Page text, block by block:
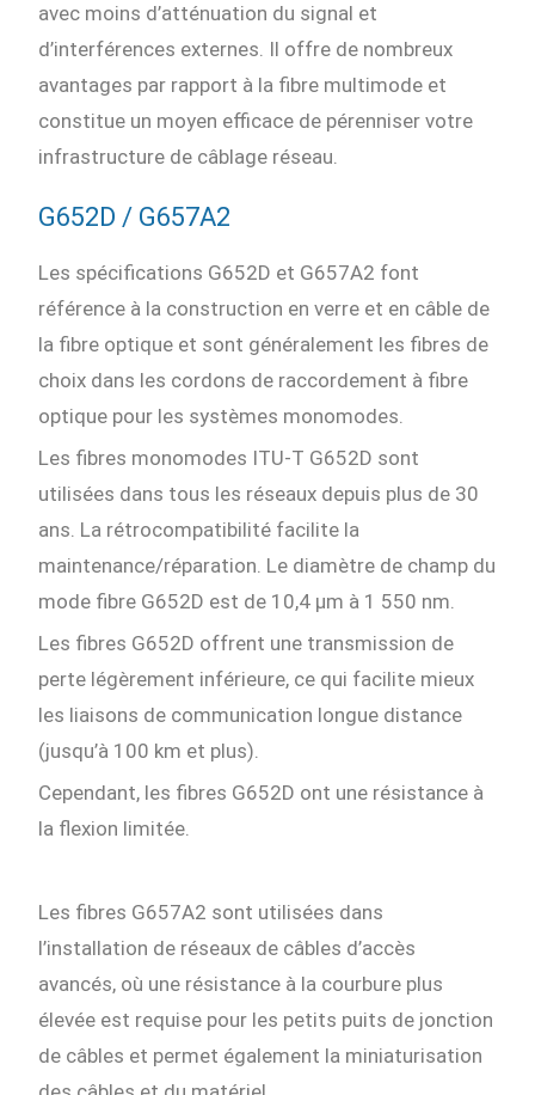
avec moins d’atténuation du signal et
d’interférences externes. Il offre de nombreux
avantages par rapport à la fibre multimode et
constitue un moyen efficace de pérenniser votre
infrastructure de câblage réseau.
G652D / G657A2
Les spécifications G652D et G657A2 font
référence à la construction en verre et en câble de
la fibre optique et sont généralement les fibres de
choix dans les cordons de raccordement à fibre
optique pour les systèmes monomodes.
Les fibres monomodes ITU-T G652D sont
utilisées dans tous les réseaux depuis plus de 30
ans. La rétrocompatibilité facilite la
maintenance/réparation. Le diamètre de champ du
mode fibre G652D est de 10,4 µm à 1 550 nm.
Les fibres G652D offrent une transmission de
perte légèrement inférieure, ce qui facilite mieux
les liaisons de communication longue distance
(jusqu’à 100 km et plus).
Cependant, les fibres G652D ont une résistance à
la flexion limitée.
Les fibres G657A2 sont utilisées dans
l’installation de réseaux de câbles d’accès
avancés, où une résistance à la courbure plus
élevée est requise pour les petits puits de jonction
de câbles et permet également la miniaturisation